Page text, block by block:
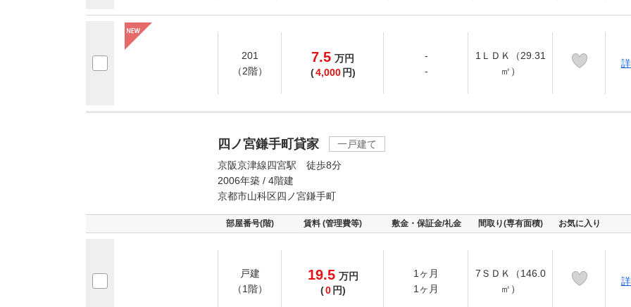
201
（2階）
7.5 万円
(4,000 円)
-
-
1ＬＤＫ（29.31
㎡）
四ノ宮鎌手町貸家
一戸建て
京阪京津線四宮駅 徒歩8分
2006年築 / 4階建
京都市山科区四ノ宮鎌手町
部屋番号(階) 賃料 (管理費等) 敷金・保証金/礼金 間取り(専有面積) お気に入り
戸建
（1階）
19.5 万円
(0 円)
1ヶ月
1ヶ月
7ＳＤＫ（146.0
㎡）